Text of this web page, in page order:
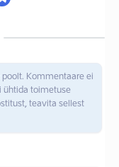
Kommentaare ei
ühtida toimetuse
teavita sellest